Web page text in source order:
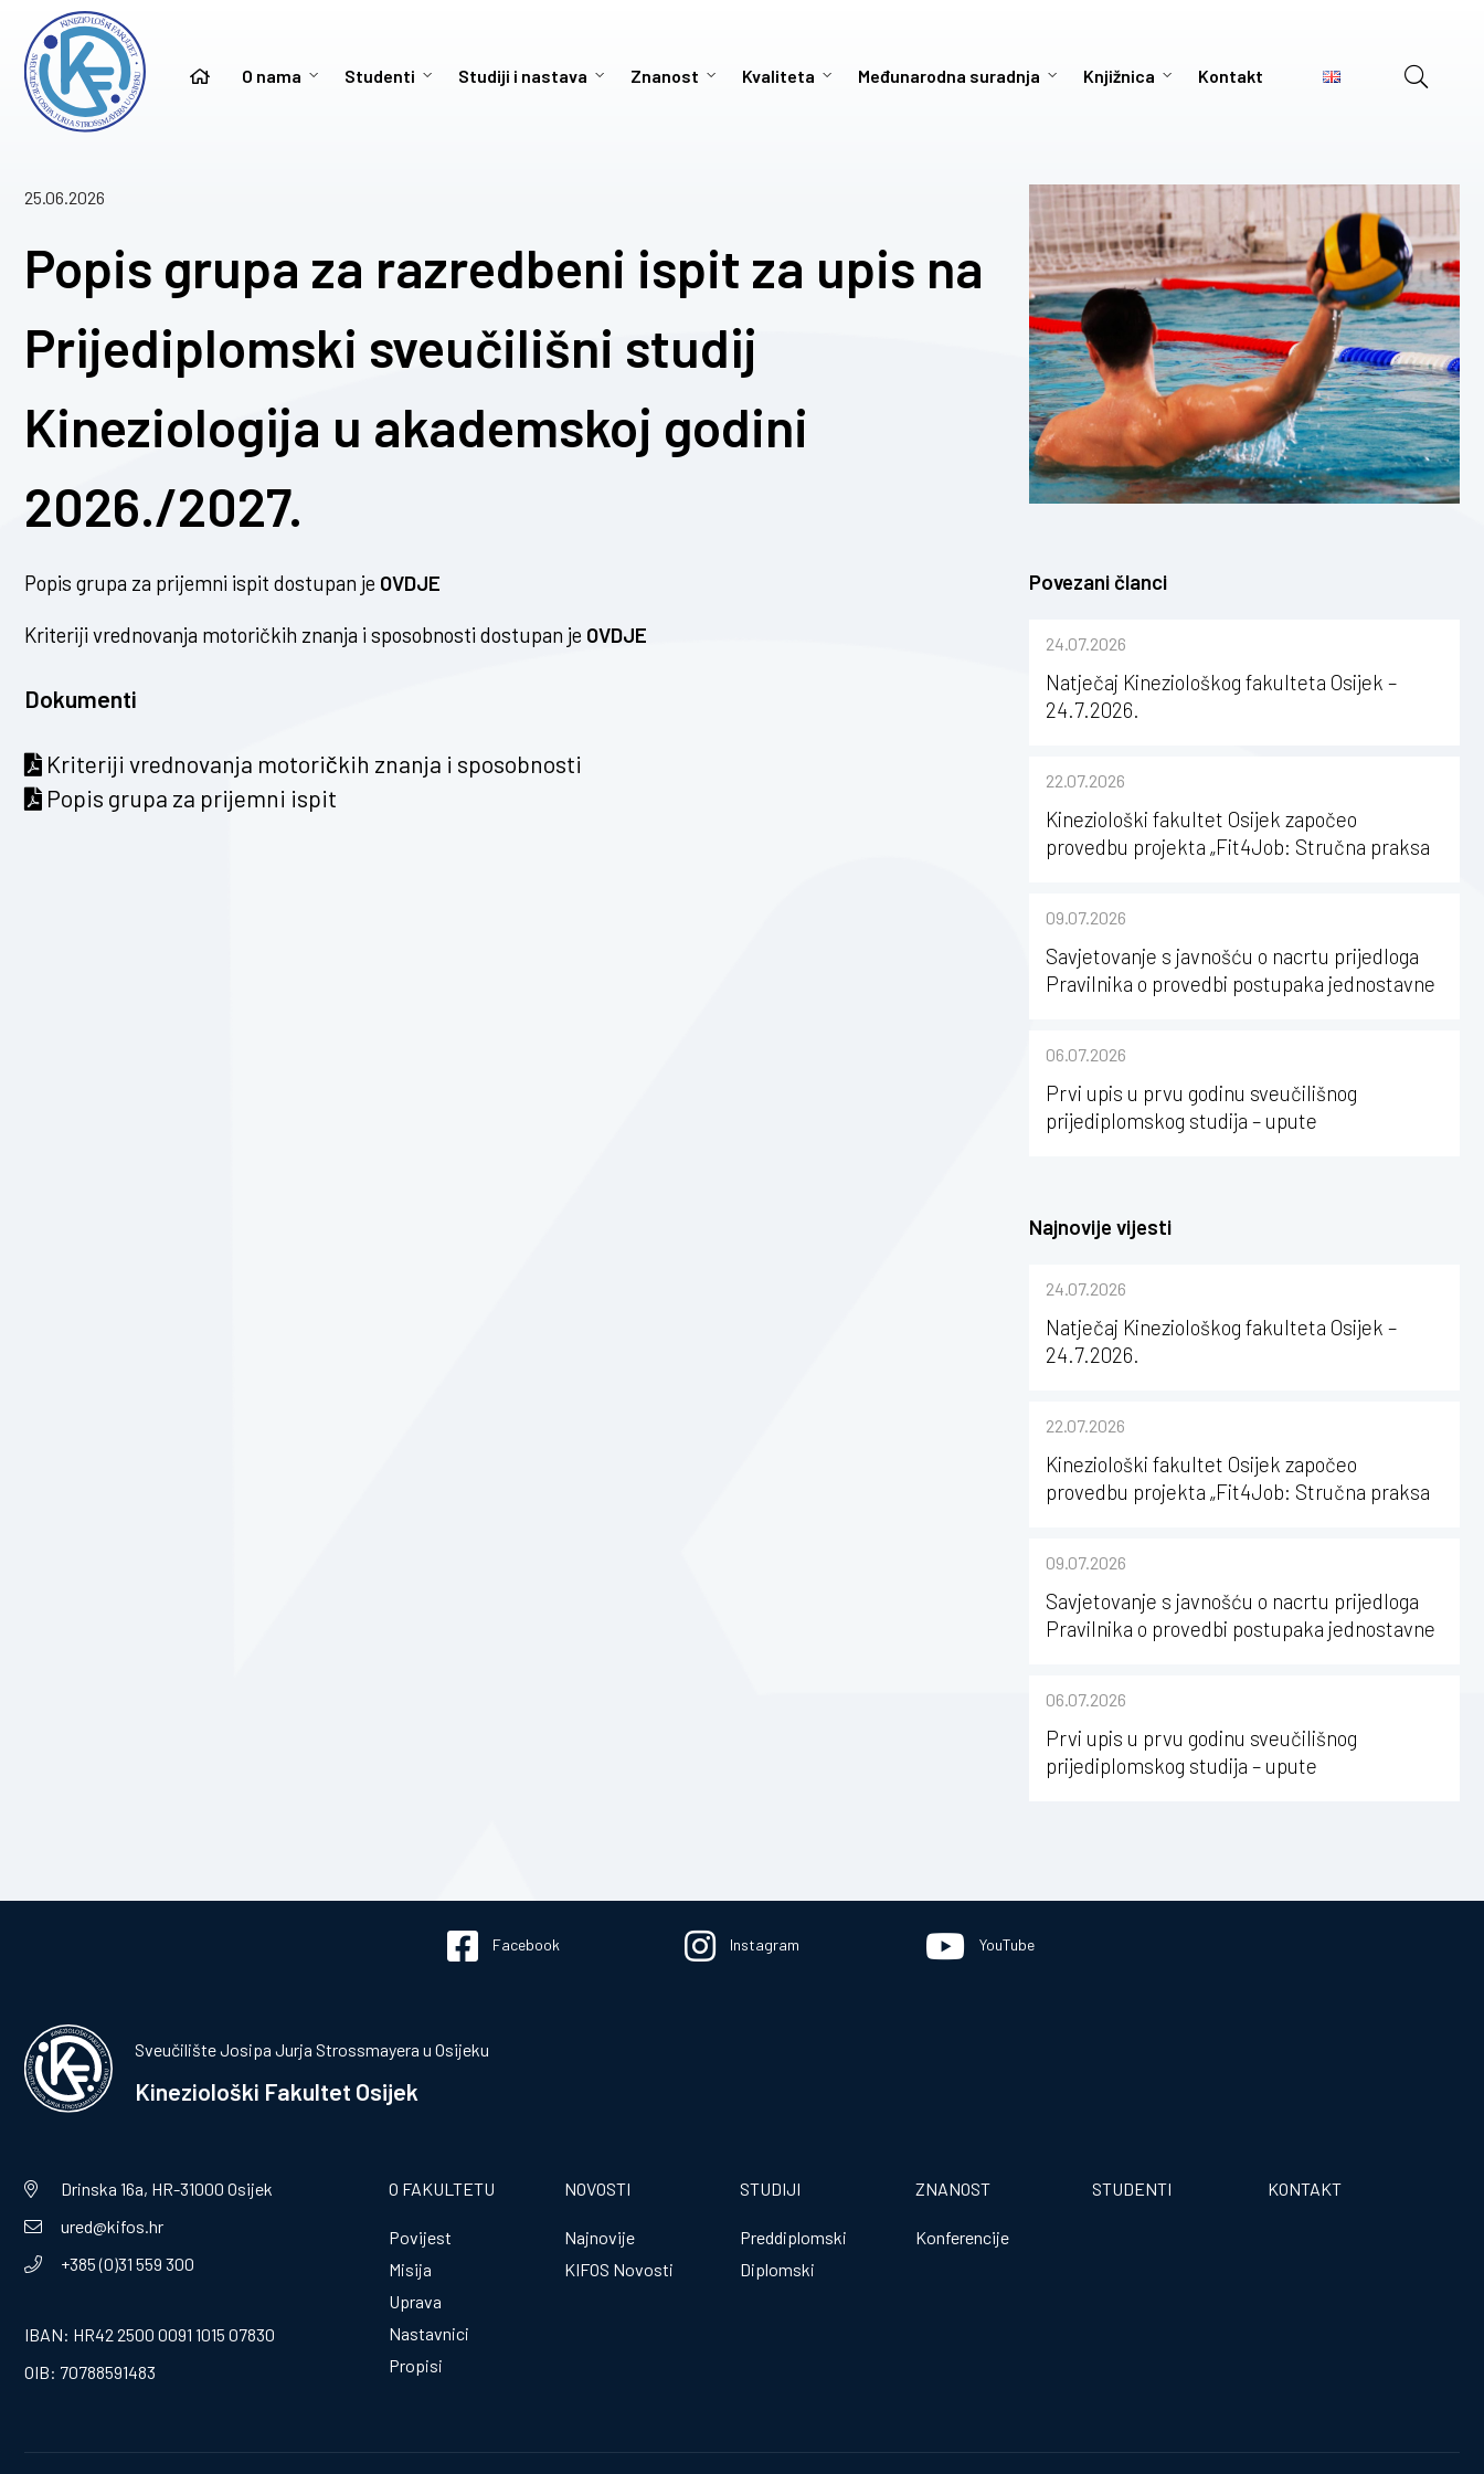
O nama Studenti Studiji i nastava Znanost Kvaliteta Međunarodna suradnja Knjižnica Kontakt
25.06.2026
Popis grupa za razredbeni ispit za upis na
Prijediplomski sveučilišni studij
Kineziologija u akademskoj godini
2026./2027.
Popis grupa za prijemni ispit dostupan je OVDJE
Kriteriji vrednovanja motoričkih znanja i sposobnosti dostupan je OVDJE
Dokumenti
Kriteriji vrednovanja motoričkih znanja i sposobnosti
Popis grupa za prijemni ispit
Povezani članci
24.07.2026
Natječaj Kineziološkog fakulteta Osijek –
24.7.2026.
22.07.2026
Kineziološki fakultet Osijek započeo
provedbu projekta „Fit4Job: Stručna praksa
09.07.2026
Savjetovanje s javnošću o nacrtu prijedloga
Pravilnika o provedbi postupaka jednostavne
Strossmayera u Osijeku
06.07.2026
Prvi upis u prvu godinu sveučilišnog
prijediplomskog studija – upute
Najnovije vijesti
24.07.2026
Natječaj Kineziološkog fakulteta Osijek –
24.7.2026.
22.07.2026
Kineziološki fakultet Osijek započeo
provedbu projekta „Fit4Job: Stručna praksa
09.07.2026
Savjetovanje s javnošću o nacrtu prijedloga
Pravilnika o provedbi postupaka jednostavne
Strossmayera u Osijeku
06.07.2026
Prvi upis u prvu godinu sveučilišnog
prijediplomskog studija – upute
Facebook Instagram YouTube
Sveučilište Josipa Jurja Strossmayera u Osijeku
Kineziološki Fakultet Osijek
Drinska 16a, HR-31000 Osijek
ured@kifos.hr
+385 (0)31 559 300
IBAN: HR42 2500 0091 1015 07830
OIB: 70788591483
O FAKULTETU
Povijest
Misija
Uprava
Nastavnici
Propisi
NOVOSTI
Najnovije
KIFOS Novosti
STUDIJI
Preddiplomski
Diplomski
ZNANOST
Konferencije
STUDENTI KONTAKT